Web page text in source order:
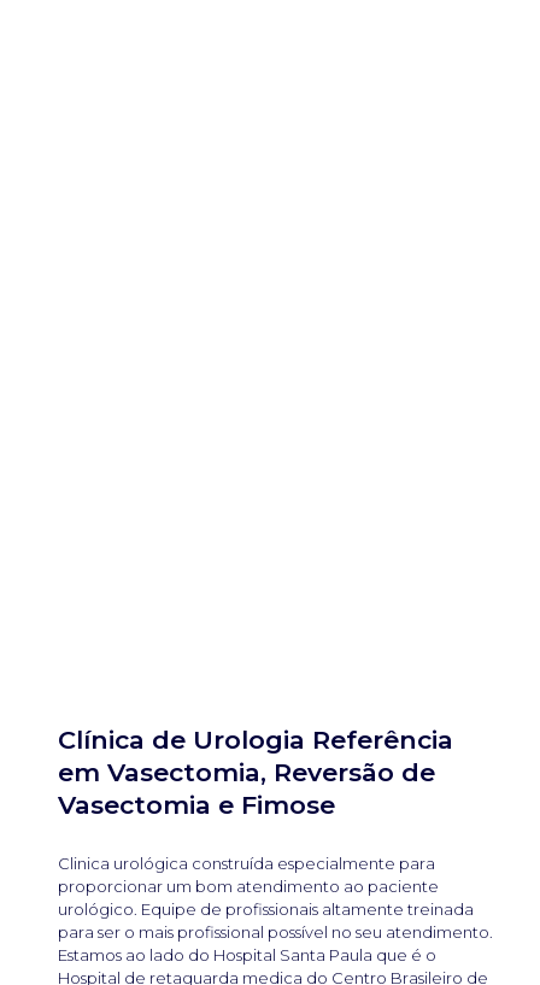
Clínica de Urologia Referência
em Vasectomia, Reversão de
Vasectomia e Fimose
Clinica urológica construída especialmente para
proporcionar um bom atendimento ao paciente
urológico. Equipe de profissionais altamente treinada
para ser o mais profissional possível no seu atendimento.
Estamos ao lado do Hospital Santa Paula que é o
Hospital de retaguarda medica do Centro Brasileiro de